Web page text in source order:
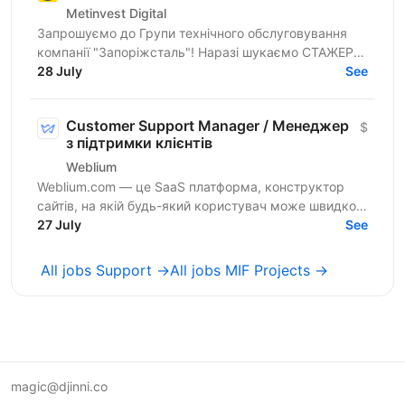
Metinvest Digital
Запрошуємо до Групи технічного обслуговування
компанії "Запоріжсталь"! Наразі шукаємо СТАЖЕРА
з профільною освітою (комп’ютерні технології,
28 July See
Customer Support Manager / Менеджер
з підтримки клієнтів
Weblium
$
Weblium.com — це SaaS платформа, конструктор
сайтів, на якій будь-який користувач може швидко
та просто зібрати гарний сайт із блоків. Наразі ми
27 July See
All jobs Support →All jobs MIF Projects →
magic@djinni.co